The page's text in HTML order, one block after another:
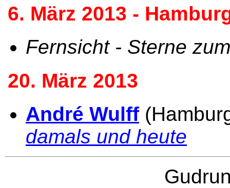
6. März 2013 -
Fernsicht - Sterne
20. März 2013
André Wulff
damals und heute